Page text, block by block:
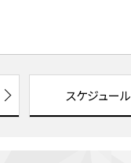
スケジュール